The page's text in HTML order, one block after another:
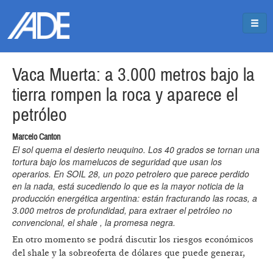
Vaca Muerta: a 3.000 metros bajo la
tierra rompen la roca y aparece el
petróleo
Marcelo Canton
El sol quema el desierto neuquino. Los 40 grados se tornan una
tortura bajo los mamelucos de seguridad que usan los
operarios. En SOIL 28, un pozo petrolero que parece perdido
en la nada, está sucediendo lo que es la mayor noticia de la
producción energética argentina: están fracturando las rocas, a
3.000 metros de profundidad, para extraer el petróleo no
convencional, el shale , la promesa negra.
En otro momento se podrá discutir los riesgos económicos
del shale y la sobreoferta de dólares que puede generar,